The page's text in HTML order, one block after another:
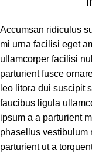
Accumsan ridiculus
mi urna facilisi eget
ullamcorper facilisi
parturient fusce
leo litora dui suscipit
faucibus ligula
ipsum a a parturient
phasellus vestibulum
parturient ut a